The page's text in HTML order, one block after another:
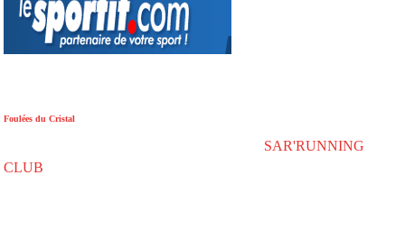
Foulées du Cristal
SAR'RUNNING
CLUB